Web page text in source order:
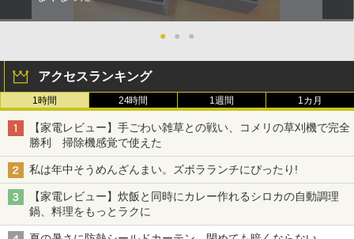
● ● ●
アクセスランキング
1時間 24時間 1週間 1カ月
【家電レビュー】手ごわい雑草との戦い、コメリの草刈機で完全
勝利 掃除機感覚で使えた
私は年中そうめんざんまい。ズボラランチにぴったり!
【家電レビュー】炊飯と同時にカレー作れるシロカの自動調理
鍋、料理をもっとラクに